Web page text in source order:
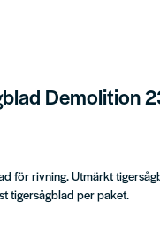
Demolition
för rivning. Utmärkt
tigersågblad per paket.